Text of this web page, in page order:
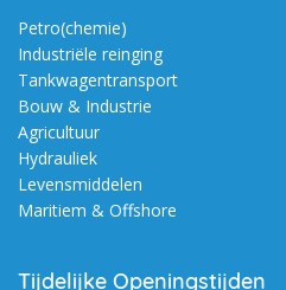
Petro(chemie)
Industriële reinging
Tankwagentransport
Bouw & Industrie
Agricultuur
Hydrauliek
Levensmiddelen
Maritiem & Offshore
Tijdelijke Openingstijden